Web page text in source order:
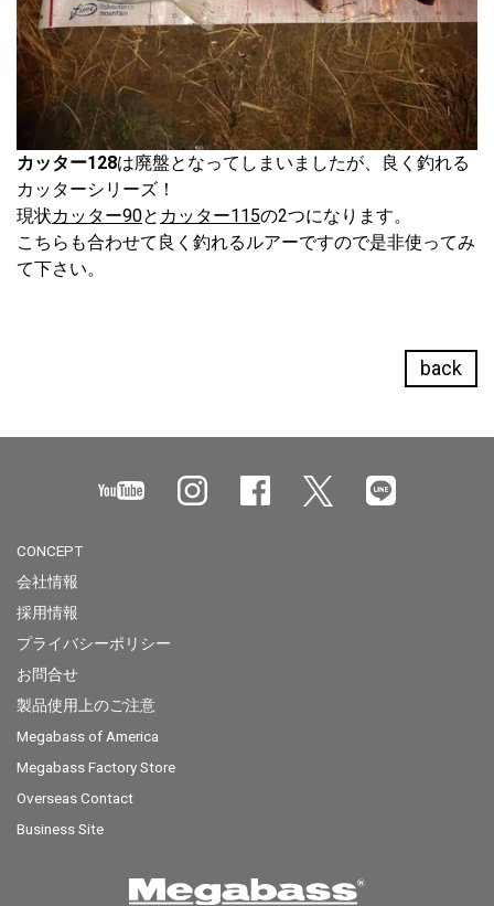
カッター128は廃盤となってしまいましたが、良く釣れる
カッターシリーズ！
現状カッター90と カッター115の2つになります。
こちらも合わせて良く釣れるルアーですので是非使ってみ
て下さい。
back
CONCEPT
会社情報
採用情報
プライバシーポリシー
お問合せ
製品使用上のご注意
Megabass of America
Megabass Factory Store
Overseas Contact
Business Site